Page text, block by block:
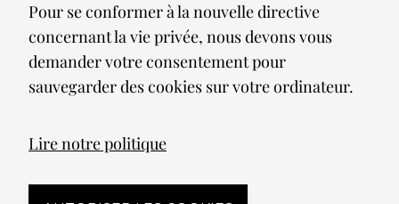
Pour se conformer à la nouvelle directive
concernant la vie privée, nous devons vous
demander votre consentement pour
sauvegarder des cookies sur votre ordinateur.
Lire notre politique
Meilleures ventes
Blog
© 2026 Spot lumiere led. All Rights Reserved
Mentions légales